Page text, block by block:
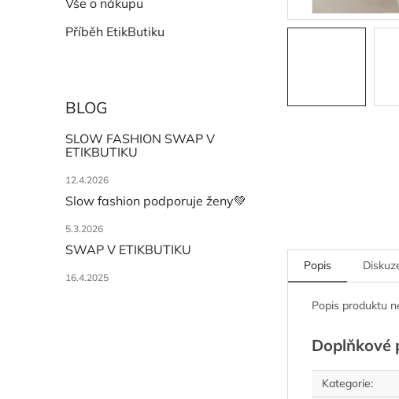
Vše o nákupu
Příběh EtikButiku
BLOG
SLOW FASHION SWAP V
ETIKBUTIKU
12.4.2026
Slow fashion podporuje ženy💚
5.3.2026
SWAP V ETIKBUTIKU
16.4.2025
Popis
Popis produktu
Doplňkové
Kategorie: